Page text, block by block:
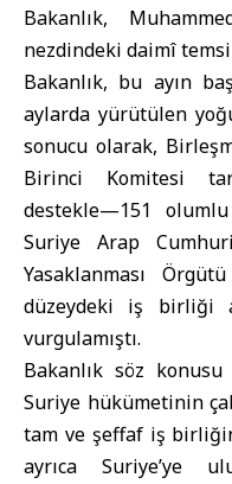
Bakanlık,
nezdindeki daimî
Bakanlık, bu ayın
aylarda yürütülen
sonucu olarak,
Birinci Komitesi
destekle—151
Suriye Arap
Yasaklanması
düzeydeki iş birliği
vurgulamıştı.
Bakanlık söz konusu
Suriye hükümetinin
tam ve şeffaf iş
ayrıca Suriye’ye